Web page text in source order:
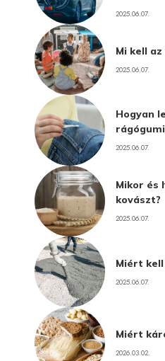
2025.06.07.
Mi kell az
2025.06.07.
Hogyan
2025.06.07.
Mikor és
kovászt?
2025.06.07.
Miért
2025.06.07.
Miért
2026.03.02.